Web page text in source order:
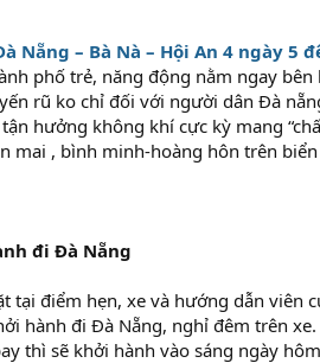
Nẵng – Bà Nà – Hội An 4 ngày 5
phố trẻ, năng động nằm ngay
rũ ko chỉ đối với người dân Đà
hưởng không khí cực kỳ mang
mai , bình minh-hoàng hôn trên
đi Đà Nẵng
tại điểm hẹn, xe và hướng dẫn viên
hành đi Đà Nẵng, nghỉ đêm trên
thì sẽ khởi hành vào sáng ngày